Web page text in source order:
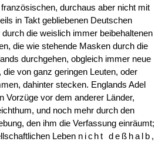
durchaus aber nicht mit
in Takt gebliebenen Deutschen
die weislich immer beibehaltenen
die wie stehende Masken durch die
durchgehen, obgleich immer neue
von ganz geringen Leuten, oder
dahinter stecken. Englands Adel
Vorzüge vor dem anderer Länder,
und noch mehr durch den
den ihm die Verfassung einräumt;
Leben nicht deßhalb,